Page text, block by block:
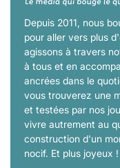
Depuis 2011, nous
pour aller vers plus
agissons à travers
à tous et en
ancrées dans le
vous trouverez une
et testées par nos
vivre autrement au
construction d'un
nocif. Et plus joyeux !